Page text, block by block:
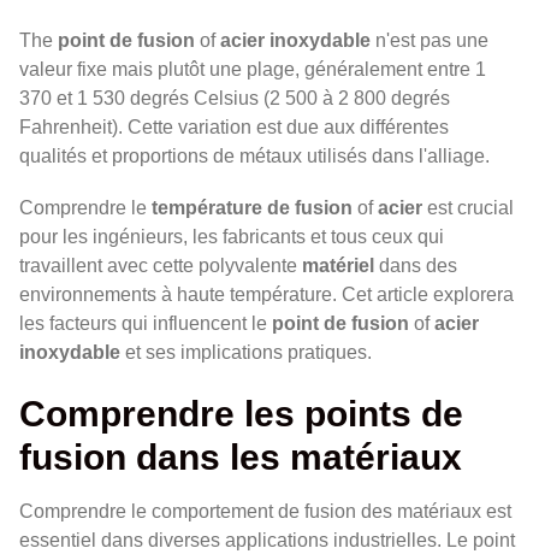
The point de fusion ofacier inoxydable n'est pas une
valeur fixe mais plutôt une plage, généralement entre 1
370 et 1 530 degrés Celsius (2 500 à 2 800 degrés
Fahrenheit). Cette variation est due aux différentes
qualités et proportions de métaux utilisés dans l'alliage.
Comprendre le température de fusion ofacier est crucial
pour les ingénieurs, les fabricants et tous ceux qui
travaillent avec cette polyvalente matériel dans des
environnements à haute température. Cet article explorera
les facteurs qui influencent le point de fusion ofacier
inoxydable et ses implications pratiques.
Comprendre les points de
fusion dans les matériaux
Comprendre le comportement de fusion des matériaux est
essentiel dans diverses applications industrielles. Le point